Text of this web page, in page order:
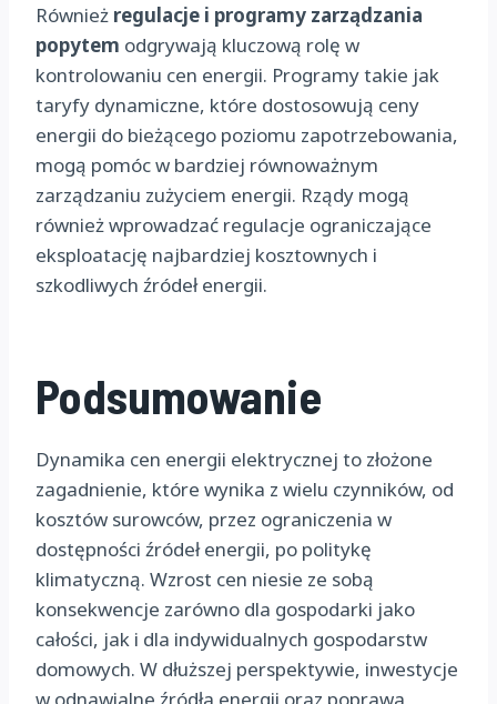
Również regulacje i programy zarządzania
popytem odgrywają kluczową rolę w
kontrolowaniu cen energii. Programy takie jak
taryfy dynamiczne, które dostosowują ceny
energii do bieżącego poziomu zapotrzebowania,
mogą pomóc w bardziej równoważnym
zarządzaniu zużyciem energii. Rządy mogą
również wprowadzać regulacje ograniczające
eksploatację najbardziej kosztownych i
szkodliwych źródeł energii.
Podsumowanie
Dynamika cen energii elektrycznej to złożone
zagadnienie, które wynika z wielu czynników, od
kosztów surowców, przez ograniczenia w
dostępności źródeł energii, po politykę
klimatyczną. Wzrost cen niesie ze sobą
konsekwencje zarówno dla gospodarki jako
całości, jak i dla indywidualnych gospodarstw
domowych. W dłuższej perspektywie, inwestycje
w odnawialne źródła energii oraz poprawa